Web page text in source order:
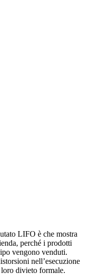
LIFO è che mostra
perché i prodotti
vengono venduti.
nell’esecuzione
divieto formale.